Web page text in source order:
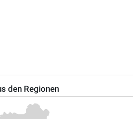
den Regionen